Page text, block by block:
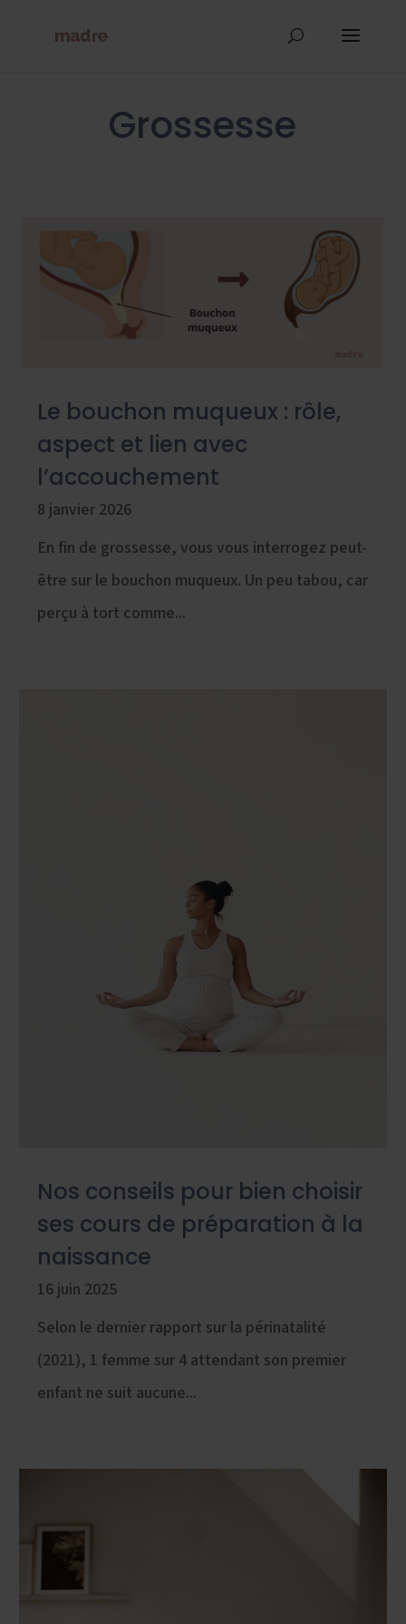
Grossesse
Le bouchon muqueux : rôle,
aspect et lien avec
l’accouchement
8 janvier 2026
En fin de grossesse, vous vous interrogez peut-
être sur le bouchon muqueux. Un peu tabou, car
perçu à tort comme...
Nos conseils pour bien choisir
ses cours de préparation à la
naissance
16 juin 2025
Selon le dernier rapport sur la périnatalité
(2021), 1 femme sur 4 attendant son premier
enfant ne suit aucune...